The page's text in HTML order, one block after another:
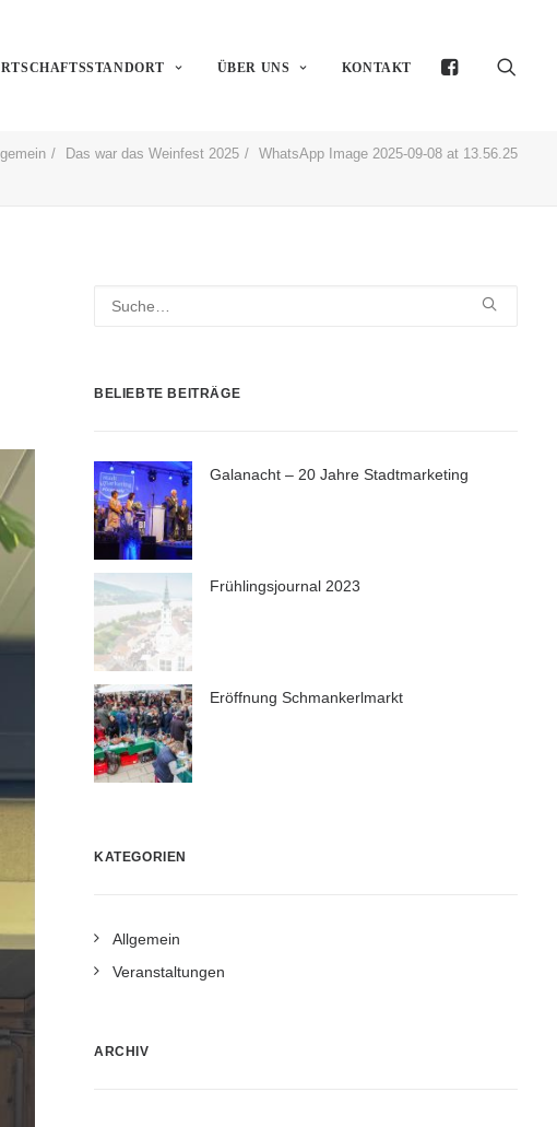
ÜBER UNS KONTAKT
Das war das Weinfest 2025 WhatsApp Image 2025-09-08 at 13.56.25
BELIEBTE BEITRÄGE
Galanacht – 20 Jahre Stadtmarketing
Frühlingsjournal 2023
Eröffnung Schmankerlmarkt
KATEGORIEN
Allgemein
Veranstaltungen
ARCHIV